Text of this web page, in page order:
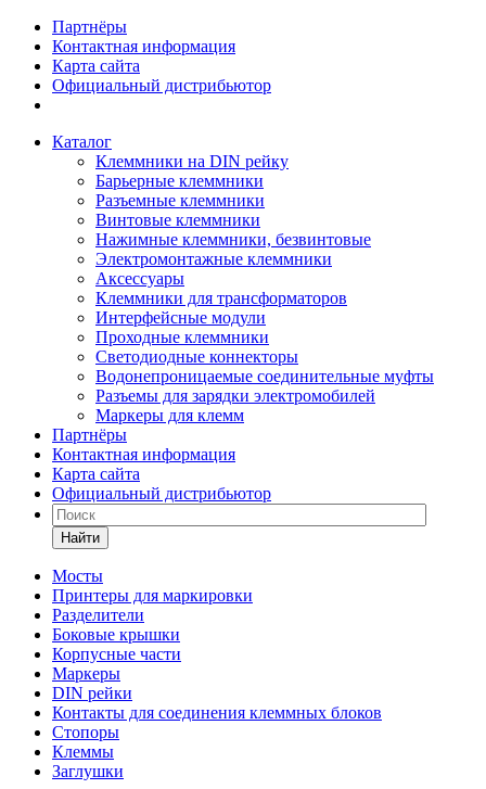
Партнёры
Контактная информация
Карта сайта
Официальный дистрибьютор
Каталог
Клеммники на DIN рейку
Барьерные клеммники
Разъемные клеммники
Винтовые клеммники
Нажимные клеммники, безвинтовые
Электромонтажные клеммники
Аксессуары
Клеммники для трансформаторов
Интерфейсные модули
Проходные клеммники
Светодиодные коннекторы
Водонепроницаемые соединительные муфты
Разъемы для зарядки электромобилей
Маркеры для клемм
Партнёры
Контактная информация
Карта сайта
Официальный дистрибьютор
Найти
Мосты
Принтеры для маркировки
Разделители
Боковые крышки
Корпусные части
Маркеры
DIN рейки
Контакты для соединения клеммных блоков
Стопоры
Клеммы
Заглушки